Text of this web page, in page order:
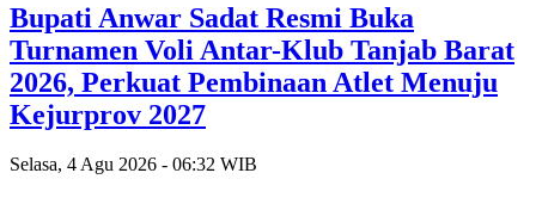
Bupati Anwar Sadat Resmi Buka
Turnamen Voli Antar-Klub Tanjab Barat
2026, Perkuat Pembinaan Atlet Menuju
Kejurprov 2027
Selasa, 4 Agu 2026 - 06:32 WIB